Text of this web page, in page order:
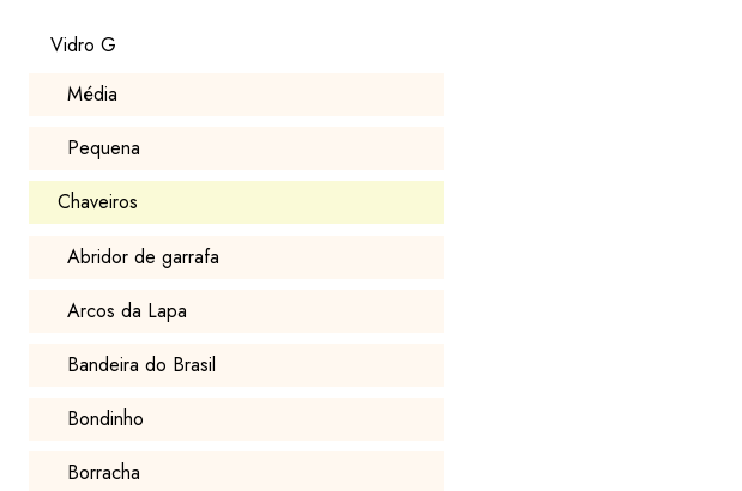
Vidro G
Média
Pequena
Chaveiros
Abridor de garrafa
Arcos da Lapa
Bandeira do Brasil
Bondinho
Borracha